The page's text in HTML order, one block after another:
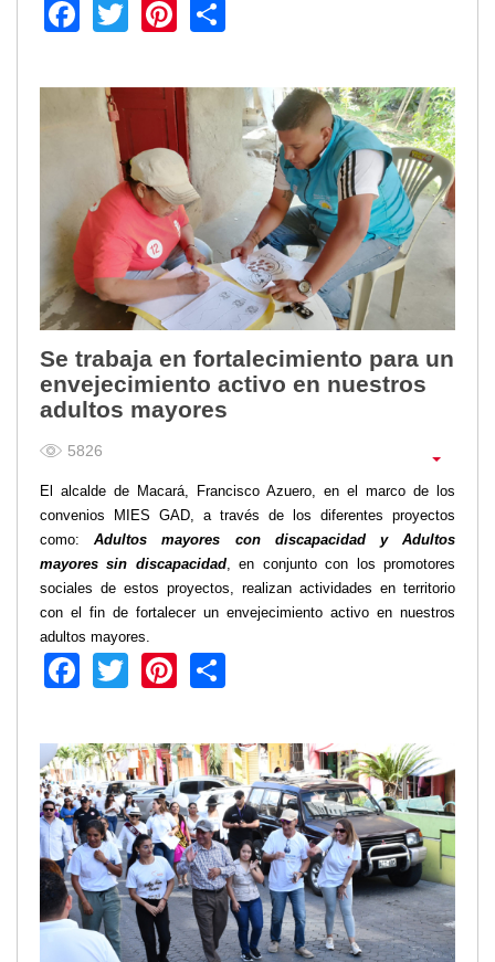
Facebook
TwitterPinterest
Se trabaja en fortalecimiento para un
envejecimiento activo en nuestros
adultos mayores
5826
El alcalde de Macará, Francisco Azuero, en el marco de los
convenios MIES GAD, a través de los diferentes proyectos
como:Adultos mayores con discapacidad y Adultos
mayores sin discapacidad, en conjunto con los promotores
sociales de estos proyectos, realizan actividades en territorio
con el fin de fortalecer un envejecimiento activo en nuestros
adultos mayores.
Facebook
TwitterPinterest